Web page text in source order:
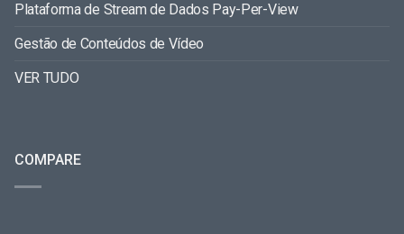
Plataforma de Stream de Dados Pay-Per-View
Gestão de Conteúdos de Vídeo
VER TUDO
COMPARE